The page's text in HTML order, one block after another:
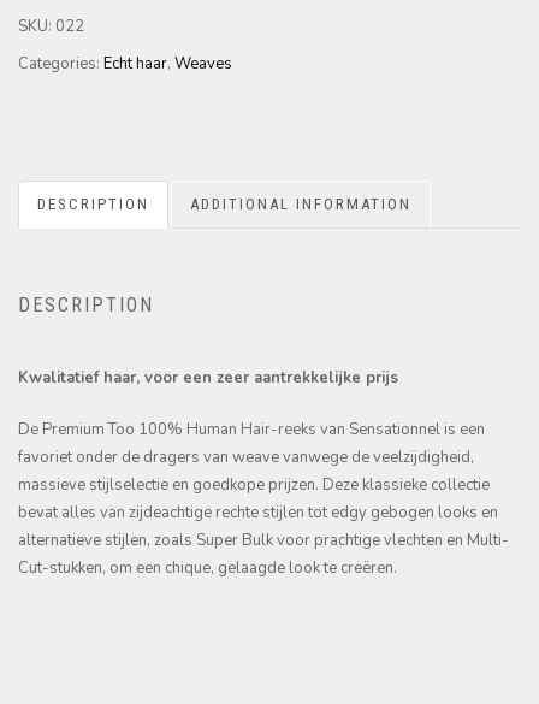
SKU: 022
Categories: Echt haar, Weaves
DESCRIPTION ADDITIONAL INFORMATION
DESCRIPTION
Kwalitatiefhaar, voor een zeer aantrekkelijke prijs
De Premium Too 100% Human Hair-reeks van Sensationnel is een
favoriet onder de dragers van weave vanwege de veelzijdigheid,
massieve stijlselectie en goedkope prijzen. Deze klassieke collectie
bevat alles van zijdeachtige rechte stijlen tot edgy gebogen looks en
alternatieve stijlen, zoals Super Bulk voor prachtige vlechten en Multi-
Cut-stukken, om een chique, gelaagde look te creëren.